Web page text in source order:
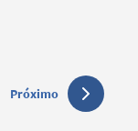
Próximo